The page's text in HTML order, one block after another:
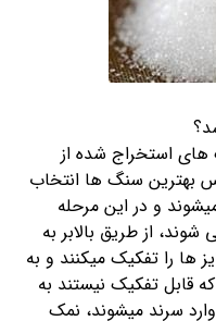
استخراج شده از
بهترین سنگ ها انتخاب
و در این مرحله
از طریق بالابر به
ها را تفکیک میکنند و به
قابل تفکیک نیستند به
سرند میشوند، نمک